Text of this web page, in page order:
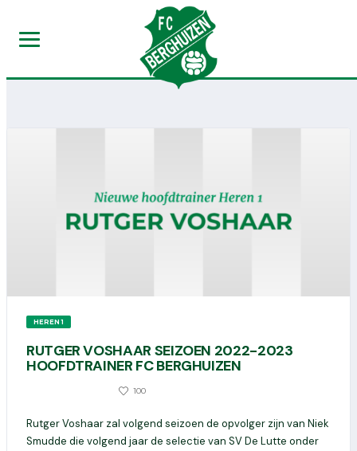
HEREN 1
RUTGER VOSHAAR SEIZOEN 2022-2023
HOOFDTRAINER FC BERGHUIZEN
100
Rutger Voshaar zal volgend seizoen de opvolger zijn van Niek
Smudde die volgend jaar de selectie van SV De Lutte onder